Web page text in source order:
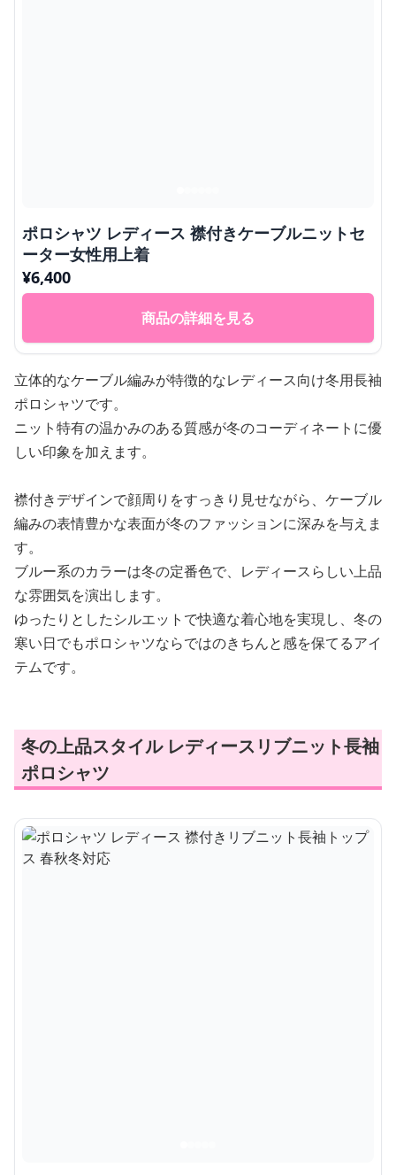
ポロシャツ レディース 襟付きケーブルニットセ
ーター女性用上着
¥6,400
商品の詳細を見る
立体的なケーブル編みが特徴的なレディース向け冬用長袖
ポロシャツです。
ニット特有の温かみのある質感が冬のコーディネートに優
しい印象を加えます。
襟付きデザインで顔周りをすっきり見せながら、ケーブル
編みの表情豊かな表面が冬のファッションに深みを与えま
す。
ブルー系のカラーは冬の定番色で、レディースらしい上品
な雰囲気を演出します。
ゆったりとしたシルエットで快適な着心地を実現し、冬の
寒い日でもポロシャツならではのきちんと感を保てるアイ
テムです。
冬の上品スタイル レディースリブニット長袖
ポロシャツ